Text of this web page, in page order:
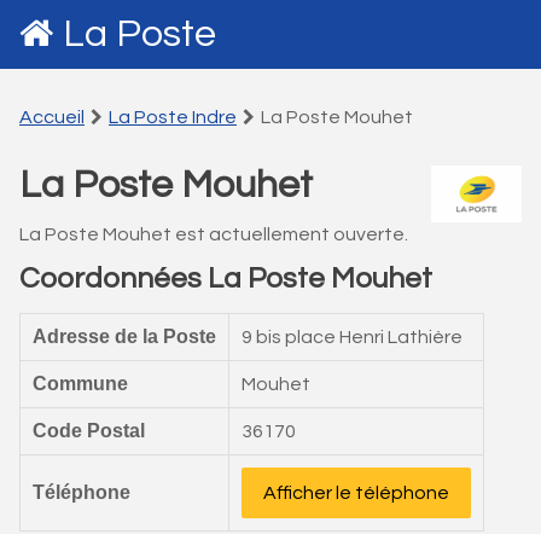
La Poste
Accueil La Poste Indre La Poste Mouhet
La Poste Mouhet
La Poste Mouhet est actuellement ouverte.
Coordonnées La Poste Mouhet
Adresse de la Poste 9 bis place Henri Lathière
Commune Mouhet
Code Postal 36170
Téléphone Afficher le téléphone